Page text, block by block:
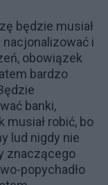
będzie musiał
nacjonalizować i
obowiązek
bardzo
banki,
musiał robić, bo
lud nigdy nie
znaczącego
popychadło